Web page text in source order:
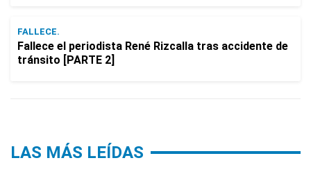
FALLECE.
Fallece el periodista René Rizcalla tras accidente de
tránsito [PARTE 2]
LAS MÁS LEÍDAS